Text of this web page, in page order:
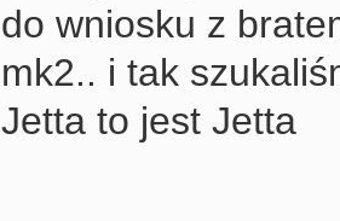
do wniosku z
mk2.. i tak
Jetta to jest Jetta